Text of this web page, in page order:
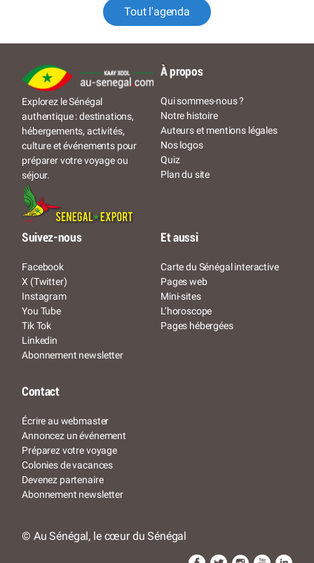
Tout l'agenda
Explorez le Sénégal
authentique : destinations,
hébergements, activités,
culture et événements pour
préparer votre voyage ou
séjour.
À propos
Qui sommes-nous ?
Notre histoire
Auteurs et mentions légales
Nos logos
Quiz
Plan du site
Suivez-nous
Facebook
X (Twitter)
Instagram
You Tube
Tik Tok
Linkedin
Abonnement newsletter
Et aussi
Carte du Sénégal interactive
Pages web
Mini-sites
L’horoscope
Pages hébergées
Contact
Écrire au webmaster
Annoncez un événement
Préparez votre voyage
Colonies de vacances
Devenez partenaire
Abonnement newsletter
© Au Sénégal, le cœur du Sénégal